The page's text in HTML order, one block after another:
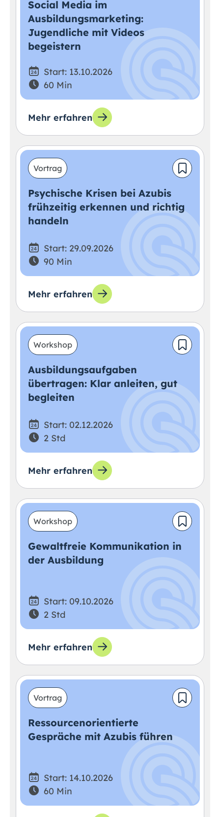
Social Media im
Ausbildungsmarketing:
Jugendliche mit Videos
begeistern
Start: 13.10.2026
60 Min
Mehr erfahren
Vortrag
Psychische Krisen bei Azubis
frühzeitig erkennen und richtig
handeln
Start: 29.09.2026
90 Min
Mehr erfahren
Workshop
Ausbildungsaufgaben
übertragen: Klar anleiten, gut
begleiten
Start: 02.12.2026
2 Std
Mehr erfahren
Workshop
Gewaltfreie Kommunikation in
der Ausbildung
Start: 09.10.2026
2 Std
Mehr erfahren
Vortrag
Ressourcenorientierte
Gespräche mit Azubis führen
Start: 14.10.2026
60 Min